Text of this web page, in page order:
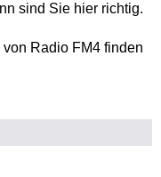
sind Sie hier richtig.
von Radio FM4 finden